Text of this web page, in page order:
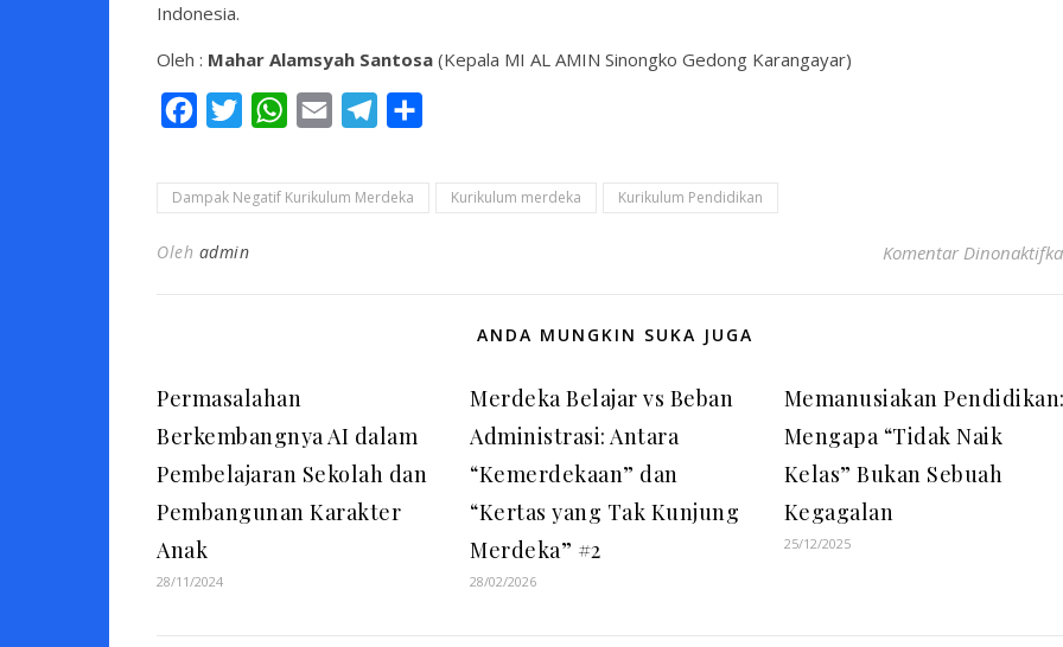
Indonesia.
Oleh : Mahar Alamsyah Santosa (Kepala MI AL AMIN Sinongko Gedong Karangayar)
FacebookTwitterWhatsApp
Email Telegram
Dampak Negatif Kurikulum Merdeka Kurikulum merdeka Kurikulum Pendidikan
Oleh admin Komentar
ANDA MUNGKIN SUKA JUGA
Permasalahan
Berkembangnya AI dalam
Pembelajaran Sekolah dan
Pembangunan Karakter
Anak
28/11/2024
Merdeka Belajar vs Beban
Administrasi: Antara
“Kemerdekaan” dan
“Kertas yang Tak Kunjung
Merdeka” #2
28/02/2026
Memanusiakan
Mengapa “Tidak Naik
Kelas” Bukan Sebuah
Kegagalan
25/12/2025